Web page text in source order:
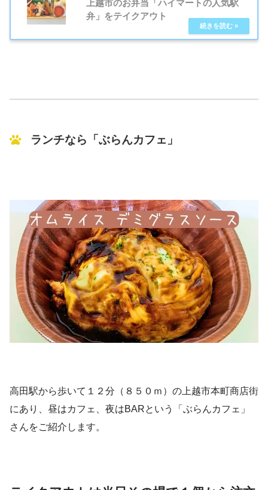
上越市のお弁当「ハイマートの人気駅
弁」をテイクアウト
ランチなら「ぶらんカフェ」
高田駅から歩いて１２分（８５０ｍ）の上越市本町商店街
にあり、昼はカフェ、夜はBARという「ぶらんカフェ」
さんをご紹介します。